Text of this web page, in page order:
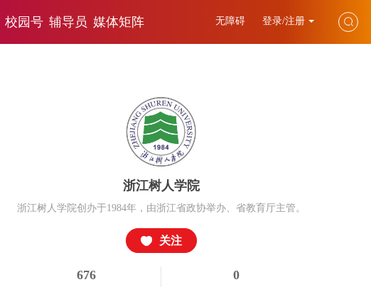
校园号 辅导员 媒体矩阵 无障碍 登录/注册
浙江树人学院
浙江树人学院创办于1984年，由浙江省政协举办、省教育厅主管。
关注
676 0